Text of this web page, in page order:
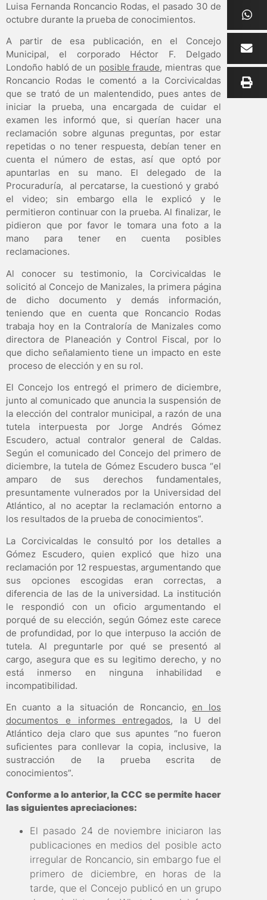
Luisa Fernanda Roncancio Rodas, el pasado 30 de
octubre durante la prueba de conocimientos.
A partir de esa publicación, en el Concejo
Municipal, el corporado Héctor F. Delgado
Londoño habló de un posible fraude, mientras que
Roncancio Rodas le comentó a la Corcivicaldas
que se trató de un malentendido, pues antes de
iniciar la prueba, una encargada de cuidar el
examen les informó que, si querían hacer una
reclamación sobre algunas preguntas, por estar
repetidas o no tener respuesta, debían tener en
cuenta el número de estas, así que optó por
apuntarlas en su mano. El delegado de la
Procuraduría, al percatarse, la cuestionó y grabó
el video; sin embargo ella le explicó y le
permitieron continuar con la prueba. Al finalizar, le
pidieron que por favor le tomara una foto a la
mano para tener en cuenta posibles
reclamaciones.
Al conocer su testimonio, la Corcivicaldas le
solicitó al Concejo de Manizales, la primera página
de dicho documento y demás información,
teniendo que en cuenta que Roncancio Rodas
trabaja hoy en la Contraloría de Manizales como
directora de Planeación y Control Fiscal, por lo
que dicho señalamiento tiene un impacto en este
proceso de elección y en su rol.
El Concejo los entregó el primero de diciembre,
junto al comunicado que anuncia la suspensión de
la elección del contralor municipal, a razón de una
tutela interpuesta por Jorge Andrés Gómez
Escudero, actual contralor general de Caldas.
Según el comunicado del Concejo del primero de
diciembre, la tutela de Gómez Escudero busca “el
amparo de sus derechos fundamentales,
presuntamente vulnerados por la Universidad del
Atlántico, al no aceptar la reclamación entorno a
los resultados de la prueba de conocimientos”.
La Corcivicaldas le consultó por los detalles a
Gómez Escudero, quien explicó que hizo una
reclamación por 12 respuestas, argumentando que
sus opciones escogidas eran correctas, a
diferencia de las de la universidad. La institución
le respondió con un oficio argumentando el
porqué de su elección, según Gómez este carece
de profundidad, por lo que interpuso la acción de
tutela. Al preguntarle por qué se presentó al
cargo, asegura que es su legitimo derecho, y no
está inmerso en ninguna inhabilidad e
incompatibilidad.
En cuanto a la situación de Roncancio,en los
documentos e informes entregados, la U del
Atlántico deja claro que sus apuntes “no fueron
suficientes para conllevar la copia, inclusive, la
sustracción de la prueba escrita de
conocimientos”.
Conforme a lo anterior, la CCC se permite hacer
las siguientes apreciaciones:
El pasado 24 de noviembre iniciaron las
publicaciones en medios del posible acto
irregular de Roncancio, sin embargo fue el
primero de diciembre, en horas de la
tarde, que el Concejo publicó en un grupo